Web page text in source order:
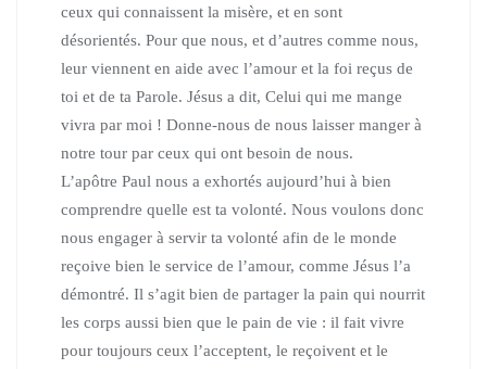
ceux qui connaissent la misère, et en sont
désorientés. Pour que nous, et d’autres comme nous,
leur viennent en aide avec l’amour et la foi reçus de
toi et de ta Parole. Jésus a dit, Celui qui me mange
vivra par moi ! Donne-nous de nous laisser manger à
notre tour par ceux qui ont besoin de nous.
L’apôtre Paul nous a exhortés aujourd’hui à bien
comprendre quelle est ta volonté. Nous voulons donc
nous engager à servir ta volonté afin de le monde
reçoive bien le service de l’amour, comme Jésus l’a
démontré. Il s’agit bien de partager la pain qui nourrit
les corps aussi bien que le pain de vie : il fait vivre
pour toujours ceux l’acceptent, le reçoivent et le